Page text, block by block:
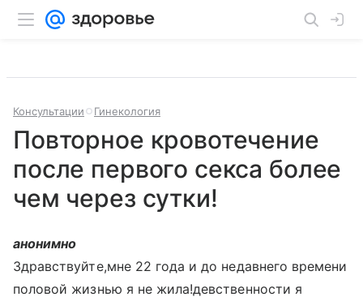
Консультации Гинекология
Повторное кровотечение
после первого секса более
чем через сутки!
анонимно
Здравствуйте,мне 22 года и до недавнего времени
половой жизнью я не жила!девственности я